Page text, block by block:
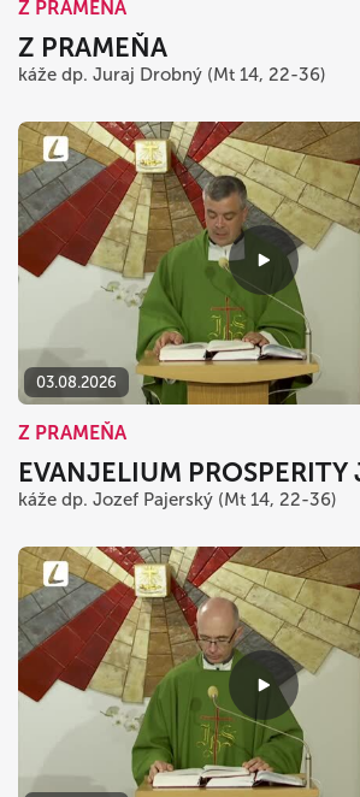
Z PRAMEŇA
Z PRAMEŇA
káže dp. Juraj Drobný (Mt 14, 22-36)
03.08.2026
Z PRAMEŇA
EVANJELIUM PROSPERITY
káže dp. Jozef Pajerský (Mt 14, 22-36)